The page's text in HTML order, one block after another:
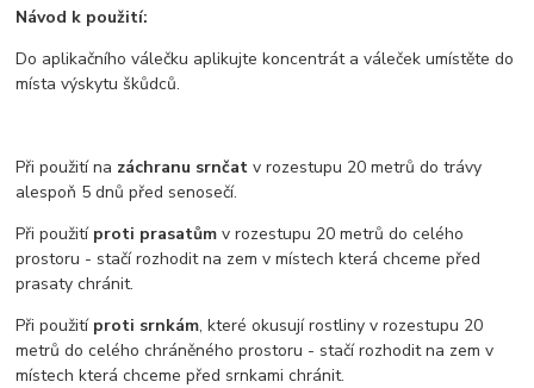
Návod k použití:
Do aplikačního válečku aplikujte koncentrát a váleček umístěte do
místa výskytu škůdců.
Při použití na záchranu srnčat v rozestupu 20 metrů do trávy
alespoň 5 dnů před senosečí.
Při použití proti prasatům v rozestupu 20 metrů do celého
prostoru - stačí rozhodit na zem v místech která chceme před
prasaty chránit.
Při použití proti srnkám, které okusují rostliny v rozestupu 20
metrů do celého chráněného prostoru - stačí rozhodit na zem v
místech která chceme před srnkami chránit.